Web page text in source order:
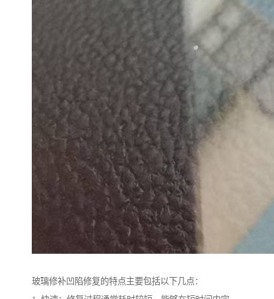
玻璃修补凹陷修复的特点主要包括以下几点：